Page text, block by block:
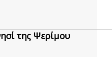
της Ψερίμου